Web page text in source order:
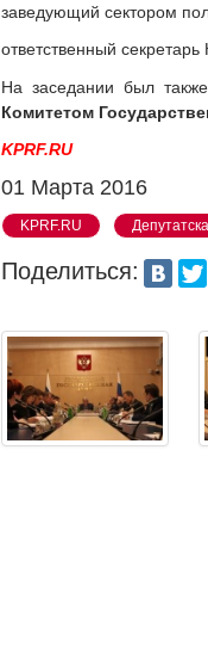
заведующий сектором
ответственный
На заседании был
Комитетом
KPRF.RU
01 Марта 2016
KPRF.RU
Поделиться: